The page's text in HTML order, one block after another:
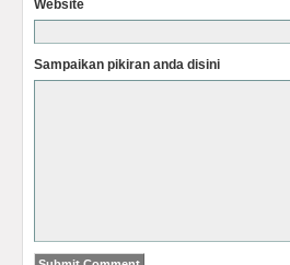
Website
Sampaikan pikiran anda disini